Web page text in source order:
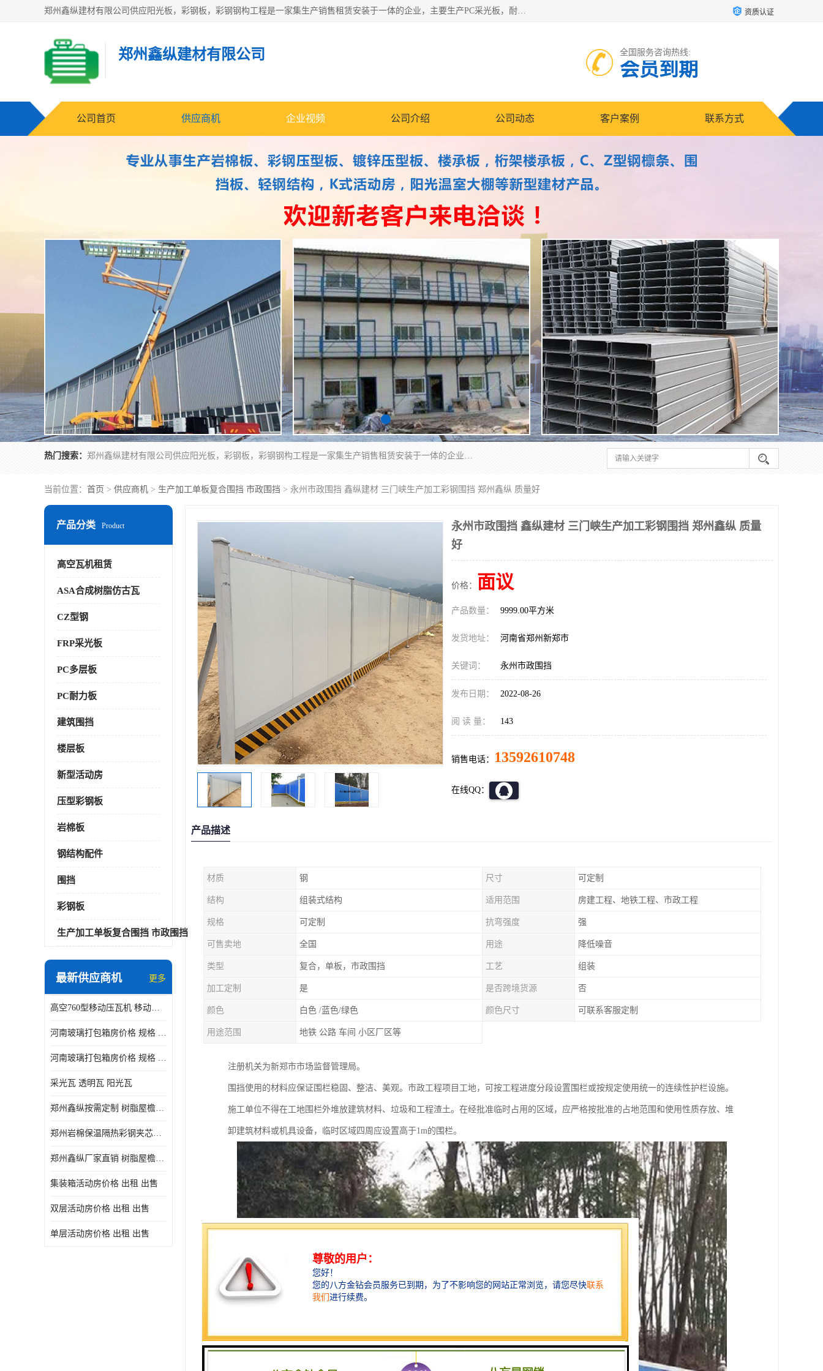
郑州鑫纵建材有限公司供应阳光板，彩钢板，彩钢钢构工程是一家集生产销售租赁安装于一体的企业，主要生产PC采光板，耐力板，仿古琉璃采光板，岩棉板、彩钢压型板、镀锌压型板、桁架楼承板，C、Z型钢檩条、围挡板、轻钢结构，阳光温室大棚等新型建材产品。公司旗下有多台移动式高空压瓦机租赁，承接全国各地业务，专业对外租赁各种型号压瓦机。 资质认证
郑州鑫纵建材有限公司 全国服务咨询热线:
会员到期
公司首页 供应商机 企业视频 公司介绍 公司动态 客户案例 联系方式
热门搜索： 郑州鑫纵建材有限公司供应阳光板，彩钢板，彩钢钢构工程是一家集生产销售租赁安装于一体的企业，主要生产PC采光板，耐力板，仿古琉璃采光板，岩棉板、彩钢压型板、镀锌压型板、桁架楼承板，C、Z型钢檩条、围挡板、轻钢结构，阳光温室大棚等新型建材产品。公司旗下有多台移动式高空压瓦机租赁，承接全国各地业务，专业对外租赁各种型号压瓦机。
当前位置： 首页 > 供应商机 > 生产加工单板复合围挡 市政围挡 > 永州市政围挡 鑫纵建材 三门峡生产加工彩钢围挡 郑州鑫纵 质量好
产品分类 Product
高空瓦机租赁
ASA合成树脂仿古瓦
CZ型钢
FRP采光板
PC多层板
PC耐力板
建筑围挡
楼层板
新型活动房
压型彩钢板
岩棉板
钢结构配件
围挡
彩钢板
生产加工单板复合围挡 市政围挡
最新供应商机 更多
高空760型移动压瓦机 移动升降制瓦设备租赁选郑州鑫纵
河南玻璃打包箱房价格 规格 鑫纵建材按需定制
河南玻璃打包箱房价格 规格 鑫纵建材批发
采光瓦 透明瓦 阳光瓦
郑州鑫纵按需定制 树脂屋檐装饰塑料琉璃瓦片 中式仿古瓦的特点 价格
郑州岩棉保温隔热彩钢夹芯板 郑州鑫纵支持定做
郑州鑫纵厂家直销 树脂屋檐装饰塑料琉璃瓦片 中式仿古瓦的特点 价格
集装箱活动房价格 出租 出售
双层活动房价格 出租 出售
单层活动房价格 出租 出售
永州市政围挡 鑫纵建材 三门峡生产加工彩钢围挡 郑州鑫纵 质量
好
价格： 面议
产品数量： 9999.00平方米
发货地址： 河南省郑州新郑市
关键词： 永州市政围挡
发布日期： 2022-08-26
阅 读 量： 143
销售电话： 13592610748
在线QQ：
产品描述
材质 钢 尺寸 可定制
结构 组装式结构 适用范围 房建工程、地铁工程、市政工程
规格 可定制 抗弯强度 强
可售卖地 全国 用途 降低噪音
类型 复合，单板，市政围挡 工艺 组装
加工定制 是 是否跨境货源 否
颜色 白色 /蓝色/绿色 颜色尺寸 可联系客服定制
用途范围 地铁 公路 车间 小区厂区等
注册机关为新郑市市场监督管理局。
围挡使用的材料应保证围栏稳固、整洁、美观。市政工程项目工地，可按工程进度分段设置围栏或按规定使用统一的连续性护栏设施。
施工单位不得在工地围栏外堆放建筑材料、垃圾和工程渣土。在经批准临时占用的区域，应严格按批准的占地范围和使用性质存放、堆
卸建筑材料或机具设备，临时区域四周应设置高于1m的围栏。